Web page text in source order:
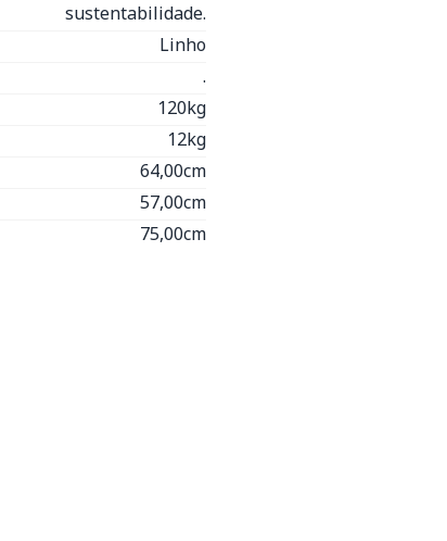
sustentabilidade.
Linho
.
120kg
12kg
64,00cm
57,00cm
75,00cm